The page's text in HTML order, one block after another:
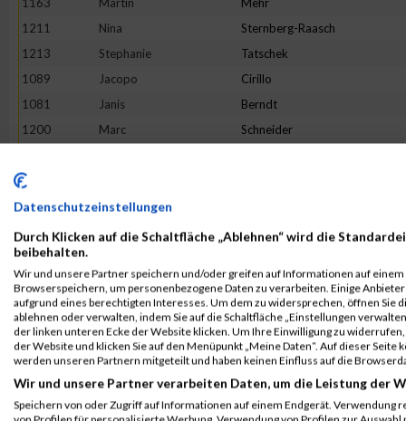
1211
Nina Sternberg-Raasch
1213
Stephanie Tatschek
1089
Jacopo Cirillo
1081
Janis Berndt
1200
Marc Schneider
1135
1217
Francis
1072
Philipp Appelt
1186
1220
Stefanie Von Appen
1144
Janka Kröbel
1114
Daniel Hasert
1202
Dennis Schulze
1216
Friedl Tobias
1090
Anke Clippingdale
Datenschutzeinstellungen
Durch Klicken auf die Schaltfläche „Ablehnen“ wird die
beibehalten.
Wir und unsere Partner speichern und/oder greifen auf Informationen auf einem
Browserspeichern, um personenbezogene Daten zu verarbeiten. Einige
aufgrund eines berechtigten Interesses. Um dem zu widersprechen, öffnen Sie
ablehnen oder verwalten, indem Sie auf die Schaltfläche „Einstellungen
der linken unteren Ecke der Website klicken. Um Ihre Einwilligung zu
der Website und klicken Sie auf den Menüpunkt „Meine Daten“. Auf dieser
werden unseren Partnern mitgeteilt und haben keinen Einfluss auf die
Wir und unsere Partner verarbeiten Daten, um die Leistung der
Speichern von oder Zugriff auf Informationen auf einem Endgerät. Verwendung